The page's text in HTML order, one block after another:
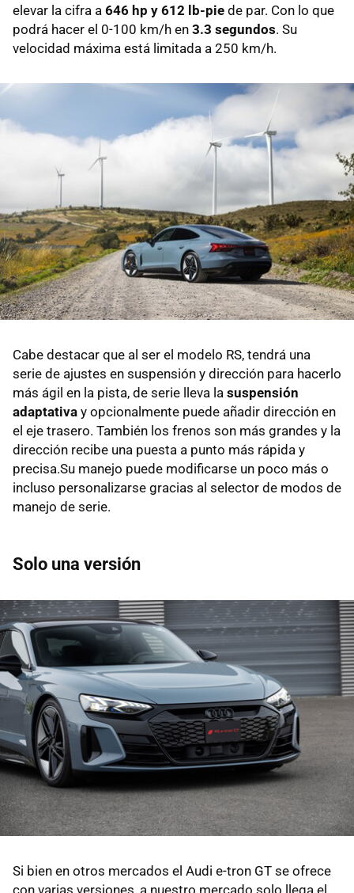
elevar la cifra a 646 hp y 612 lb-pie de par. Con lo que
podrá hacer el 0-100 km/h en 3.3 segundos. Su
velocidad máxima está limitada a 250 km/h.
Cabe destacar que al ser el modelo RS, tendrá una
serie de ajustes en suspensión y dirección para hacerlo
más ágil en la pista, de serie lleva la suspensión
adaptativa y opcionalmente puede añadir dirección en
el eje trasero. También los frenos son más grandes y la
dirección recibe una puesta a punto más rápida y
precisa.Su manejo puede modificarse un poco más o
incluso personalizarse gracias al selector de modos de
manejo de serie.
Solo una versión
Si bien en otros mercados el Audi e-tron GT se ofrece